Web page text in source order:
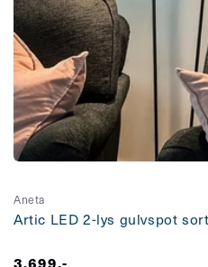
Aneta
Artic LED 2-lys gulvspot
Vanlig
3.699,-